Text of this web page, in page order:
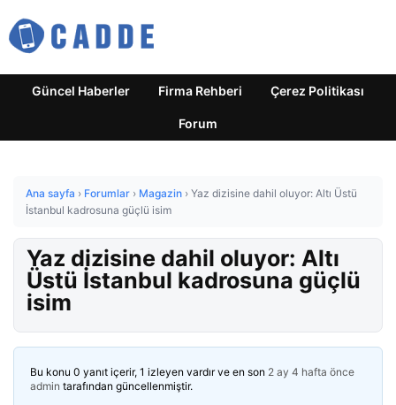
Güncel Haberler Firma Rehberi Çerez Politikası
Forum
Ana sayfa › Forumlar › Magazin › Yaz dizisine dahil oluyor: Altı Üstü
İstanbul kadrosuna güçlü isim
Yaz dizisine dahil oluyor: Altı
Üstü İstanbul kadrosuna güçlü
isim
Bu konu 0 yanıt içerir, 1 izleyen vardır ve en son 2 ay 4 hafta önce
admin tarafından güncellenmiştir.